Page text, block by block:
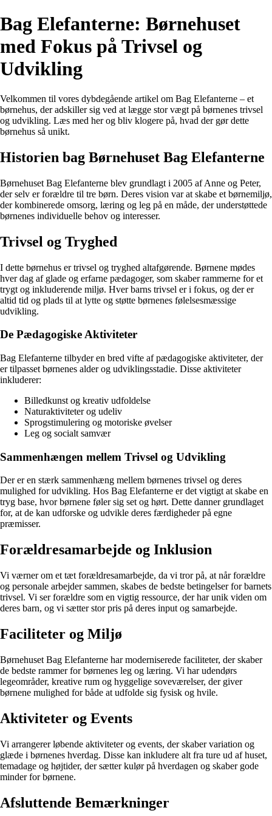
Bag Elefanterne: Børnehuset
med Fokus på Trivsel og
Udvikling
Velkommen til vores dybdegående artikel om Bag Elefanterne – et
børnehus, der adskiller sig ved at lægge stor vægt på børnenes trivsel
og udvikling. Læs med her og bliv klogere på, hvad der gør dette
børnehus så unikt.
Historien bag Børnehuset Bag Elefanterne
Børnehuset Bag Elefanterne blev grundlagt i 2005 af Anne og Peter,
der selv er forældre til tre børn. Deres vision var at skabe et børnemiljø,
der kombinerede omsorg, læring og leg på en måde, der understøttede
børnenes individuelle behov og interesser.
Trivsel og Tryghed
I dette børnehus er trivsel og tryghed altafgørende. Børnene mødes
hver dag af glade og erfarne pædagoger, som skaber rammerne for et
trygt og inkluderende miljø. Hver barns trivsel er i fokus, og der er
altid tid og plads til at lytte og støtte børnenes følelsesmæssige
udvikling.
De Pædagogiske Aktiviteter
Bag Elefanterne tilbyder en bred vifte af pædagogiske aktiviteter, der
er tilpasset børnenes alder og udviklingsstadie. Disse aktiviteter
inkluderer:
Billedkunst og kreativ udfoldelse
Naturaktiviteter og udeliv
Sprogstimulering og motoriske øvelser
Leg og socialt samvær
Sammenhængen mellem Trivsel og Udvikling
Der er en stærk sammenhæng mellem børnenes trivsel og deres
mulighed for udvikling. Hos Bag Elefanterne er det vigtigt at skabe en
tryg base, hvor børnene føler sig set og hørt. Dette danner grundlaget
for, at de kan udforske og udvikle deres færdigheder på egne
præmisser.
Forældresamarbejde og Inklusion
Vi værner om et tæt forældresamarbejde, da vi tror på, at når forældre
og personale arbejder sammen, skabes de bedste betingelser for barnets
trivsel. Vi ser forældre som en vigtig ressource, der har unik viden om
deres barn, og vi sætter stor pris på deres input og samarbejde.
Faciliteter og Miljø
Børnehuset Bag Elefanterne har moderniserede faciliteter, der skaber
de bedste rammer for børnenes leg og læring. Vi har udendørs
legeområder, kreative rum og hyggelige soveværelser, der giver
børnene mulighed for både at udfolde sig fysisk og hvile.
Aktiviteter og Events
Vi arrangerer løbende aktiviteter og events, der skaber variation og
glæde i børnenes hverdag. Disse kan inkludere alt fra ture ud af huset,
temadage og højtider, der sætter kulør på hverdagen og skaber gode
minder for børnene.
Afsluttende Bemærkninger